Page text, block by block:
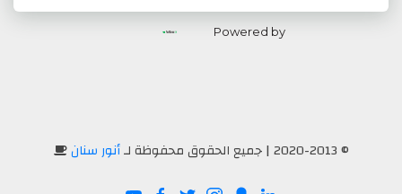
Powered by
© 2020-2013 | جميع الحقوق محفوظة لـ أنور سنان